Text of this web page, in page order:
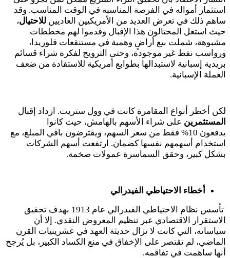
استثمار أمواله في الفرصة المناسبة في الوقت المناسب. وقد
ساهم ذلك في تعرض العديد من الأمريكيين العاديين للاحتيال،
حيث استغل المحتالون هذا الإقبال وقدموا لهم مخططات
مشبوهة، شملت بيع أراضٍ وهمية في مستنقعات فلوريدا،
ورواسب نفط غير موجودة، وحتى الترويج لفكرة شراء قسائم
بريدية إسبانية لاستبدالها بطوابع أمريكية للاستفادة من ضعف
العملة الإسبانية.
لكن أخطر أنواع المقامرة كانت في وول ستريت. ازداد إقبال
المستثمرين على شراء الأسهم بالهامش، حيث كانوا
يدفعون 10% فقط من سعر السهم، ويقترضون باقي المبلغ، مع
استخدام أسهمهم نفسها كضمان. ارتفعت أسهم الشركات
بشكل كبير، وحقق السماسرة عمولات ضخمة.
أخطاء الاحتياطي الفيدرالي
تأسس نظام الاحتياطي الفيدرالي عام 1913 بهدف تحقيق
الاستقرار الاقتصادي عبر تنظيم المعروض النقدي. إلا أن
سياساته، التي كانت لا تزال حديثة العهد في عشرينيات القرن
الماضي، لم تقتصر على الإخفاق في منع الكساد الكبير، بل يُرجح
أنها ساهمت في تفاقمه.